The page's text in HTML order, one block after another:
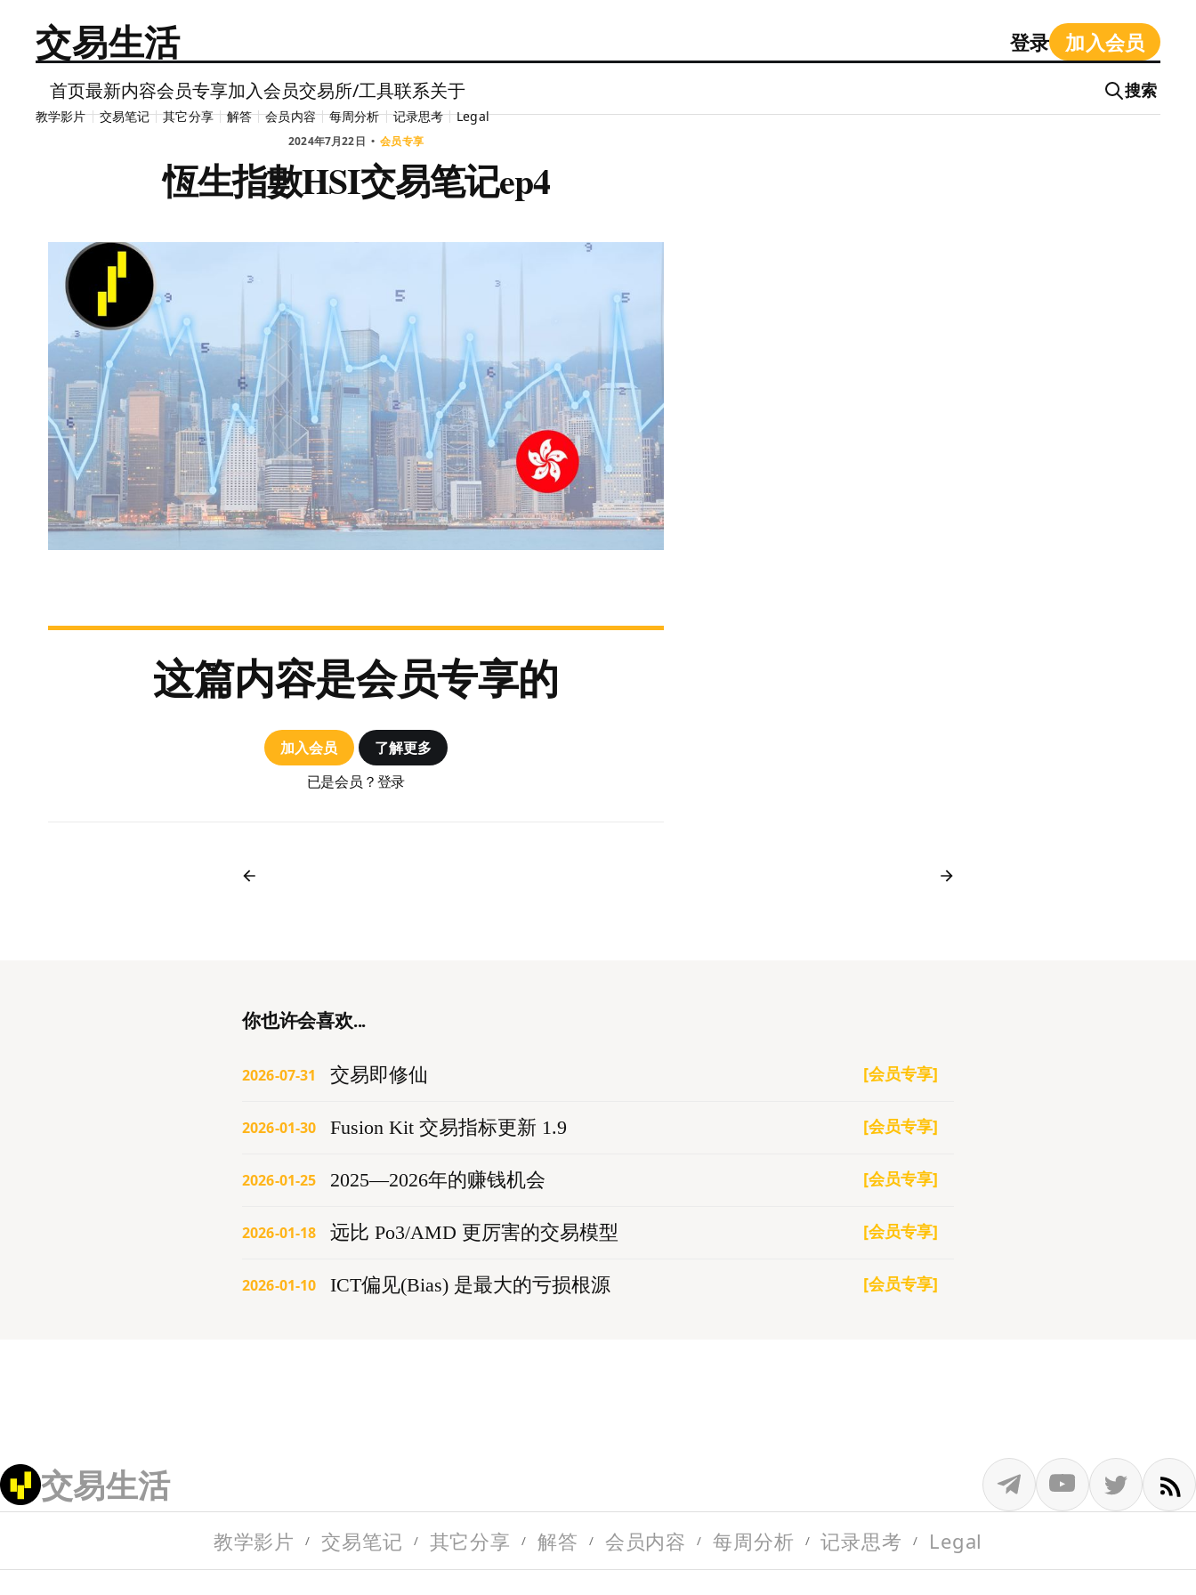
交易生活 登录 加入会员
首页最新内容会员专享加入会员交易所/工具联系关于 搜索
教学影片 交易笔记 其它分享 解答 会员内容 每周分析 记录思考 Legal
这篇内容是会员专享的
2024年7月22日 会员专享
恆生指數HSI交易笔记ep4
这篇内容是会员专享的
加入会员
了解更多
已是会员？登录
你也许会喜欢...
2026-07-31 交易即修仙 [会员专享]
2026-01-30 Fusion Kit 交易指标更新 1.9 [会员专享]
2026-01-25 2025—2026年的赚钱机会 [会员专享]
2026-01-18 远比 Po3/AMD 更厉害的交易模型 [会员专享]
2026-01-10 ICT偏见(Bias) 是最大的亏损根源 [会员专享]
交易生活
教学影片 交易笔记 其它分享 解答 会员内容 每周分析 记录思考 Legal